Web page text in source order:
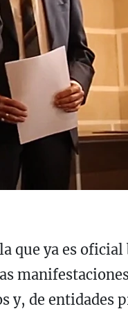
que ya es oficial
y, de entidades